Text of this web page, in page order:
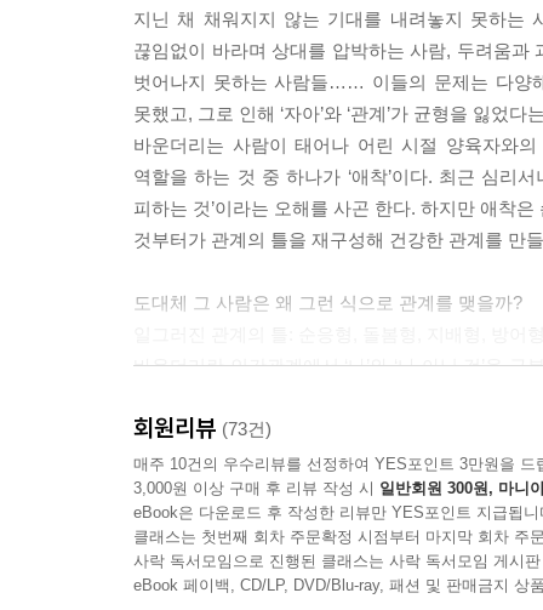
지닌 채 채워지지 않는 기대를 내려놓지 못하는
끊임없이 바라며 상대를 압박하는 사람, 두려움
벗어나지 못하는 사람들…… 이들의 문제는 다양
못했고, 그로 인해 ‘자아’와 ‘관계’가 균형을 잃었다
바운더리는 사람이 태어나 어린 시절 양육자와
역할을 하는 것 중 하나가 ‘애착’이다. 최근 심리
피하는 것’이라는 오해를 사곤 한다. 하지만 애착
것부터가 관계의 틀을 재구성해 건강한 관계를 만
도대체 그 사람은 왜 그런 식으로 관계를 맺을까?
바운더리란 인간관계에서 ‘나’와 ‘나 아닌 것’을
바운더리에 문제가 생기는 경우는 크게 두 갈래
일어난다. 자아발달의 왜곡(미분화, 과분화)과
방어형이라는 4가지 역기능적 관계틀이 등장한
그렇게 되었는지, 또 살아가면서 주로 어떤 문제들
관계 때문에 힘들어해본 적이 있는 사람이라면
관계유형을 알아보는 것은 무척 중요한 일이다.
회원리뷰 (73건)
매주 10건의 우수리뷰를 선정하여 YES포인트 3만원을 드
3,000원 이상 구매 후 리뷰 작성 시 일반회원 300원, 마니
eBook은 다운로드 후 작성한 리뷰만 YES포인트 지급됩니
클래스는 첫번째 회차 주문확정 시점부터 마지막 회차 주
사락 독서모임으로 진행된 클래스는 사락 독서모임 게시
eBook 페이백, CD/LP, DVD/Blu-ray, 패션 및 판매금지 상